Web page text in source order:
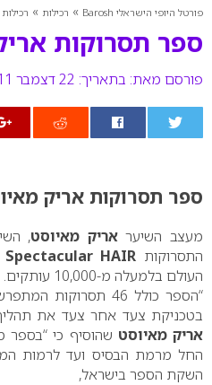
פורטל היופי הישראלי Barosh » רכילות »
ספר תסרוקות
פורסם מאת: בתאריך: 22 דצמבר 2011
ספר תסרוקות אריק
מעצב השיעראריק מאיוסט,
התסרוקות Spectacular HAIR
העולם בלמעלה מ-10,000 עותקים.
בטכניקת צעד אחר צעד את
אריק מאיוסט שהוסיף כי “בספר
החל מרמת הבסיס ועד לרמות
השקת הספר בישראל,